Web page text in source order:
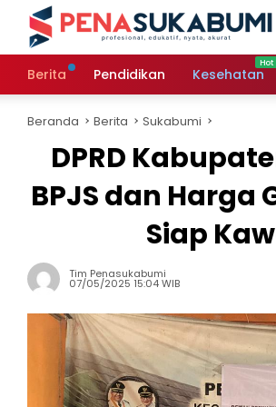
Berita Pendidikan Kesehatan
Beranda Berita Sukabumi
DPRD
BPJS dan Harga
Siap
Tim Penasukabumi
07/05/2025 15:04 WIB